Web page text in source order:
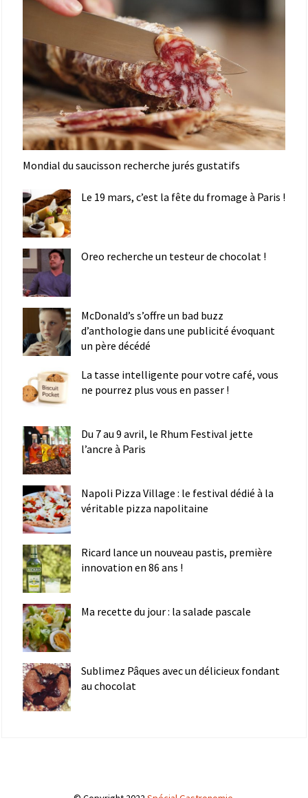
Mondial du saucisson recherche jurés gustatifs
Le 19 mars, c’est la fête du fromage à Paris !
Oreo recherche un testeur de chocolat !
McDonald’s s’offre un bad buzz
d’anthologie dans une publicité évoquant
un père décédé
La tasse intelligente pour votre café, vous
ne pourrez plus vous en passer !
Du 7 au 9 avril, le Rhum Festival jette
l’ancre à Paris
Napoli Pizza Village : le festival dédié à la
véritable pizza napolitaine
Ricard lance un nouveau pastis, première
innovation en 86 ans !
Ma recette du jour : la salade pascale
Sublimez Pâques avec un délicieux fondant
au chocolat